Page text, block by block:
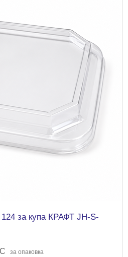
124 за купа КРАФТ JH-S-
за опаковка